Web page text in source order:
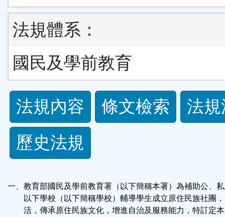
法規體系：
國民及學前教育
法
規
功
法規內容 條文檢索
法
歷史法規
一、教育部國民及學前教育署（以下簡稱本署）為補助公、
以下學校（以下簡稱學校）輔導學生成立原住民族社團，
活，傳承原住民族文化，增進自治及服務能力，特訂定